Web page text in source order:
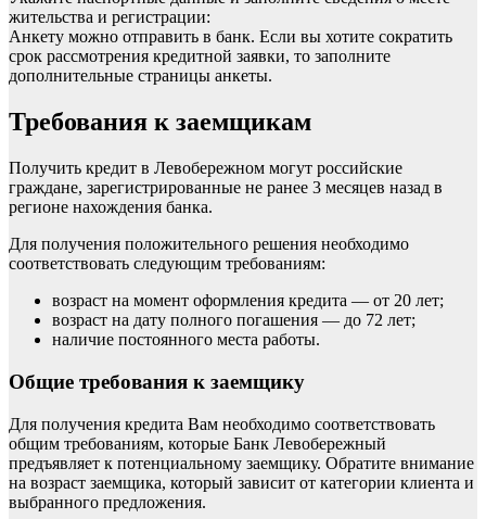
жительства и регистрации:
Анкету можно отправить в банк. Если вы хотите сократить
срок рассмотрения кредитной заявки, то заполните
дополнительные страницы анкеты.
Требования к заемщикам
Получить кредит в Левобережном могут российские
граждане, зарегистрированные не ранее 3 месяцев назад в
регионе нахождения банка.
Для получения положительного решения необходимо
соответствовать следующим требованиям:
возраст на момент оформления кредита — от 20 лет;
возраст на дату полного погашения — до 72 лет;
наличие постоянного места работы.
Общие требования к заемщику
Для получения кредита Вам необходимо соответствовать
общим требованиям, которые Банк Левобережный
предъявляет к потенциальному заемщику. Обратите внимание
на возраст заемщика, который зависит от категории клиента и
выбранного предложения.